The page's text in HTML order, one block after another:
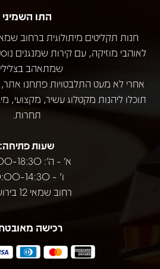
התו השמיני
לאוהבי מוזיקה, עם קירות שמנגנים
שמתאהב
אחרי לא מעט התלבטויות פתחנו אתר,
תוכלו ליהנות מקטלוג עשיר, מקצועי,
תחרות.
שעות פתיחה:
א' - ה': 10:00-18:30
ו' - 10:00-14:30
רחוב שמאי 12 בירושלים
רכישה